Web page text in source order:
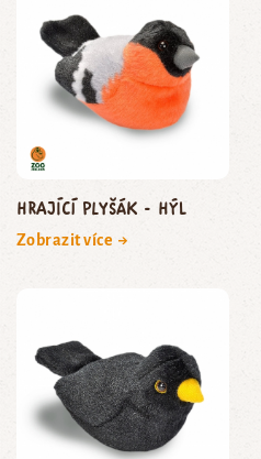
Hrající plyšák - hýl
Zobrazit více →